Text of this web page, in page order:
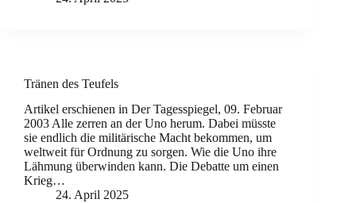
Tränen des Teufels
Artikel erschienen in Der Tagesspiegel, 09. Februar
2003 Alle zerren an der Uno herum. Dabei müsste
sie endlich die militärische Macht bekommen, um
weltweit für Ordnung zu sorgen. Wie die Uno ihre
Lähmung überwinden kann. Die Debatte um einen
Krieg…
24. April 2025